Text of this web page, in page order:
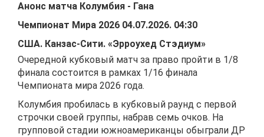
Очередной кубковый матч за право пройти в 1/8
финала состоится в рамках 1/16 финала
Чемпионата мира 2026 года.
Колумбия пробилась в кубковый раунд с первой
строчки своей группы, набрав семь очков. На
групповой стадии южноамериканцы обыграли ДР
Анонс матча Колумбия - Гана
Чемпионат Мира 2026 04.07.2026. 04:30
США. Канзас-Сити. «Эрроухед Стэдиум»